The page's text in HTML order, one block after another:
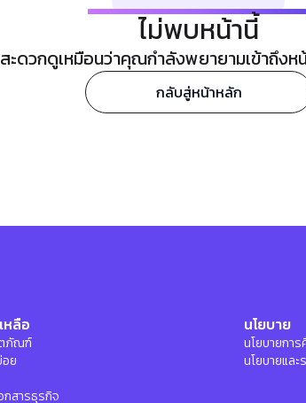
ไม่พบหน้านี้
ะดวกดูเหมือนว่าคุณกำลังพยายามเข้าถึงห
กลับสู่หน้าหลัก
หลือ
ภัณฑ์
ย
กสารธุรกิจ
นโยบาย
นโยบายกา
นโยบายและ